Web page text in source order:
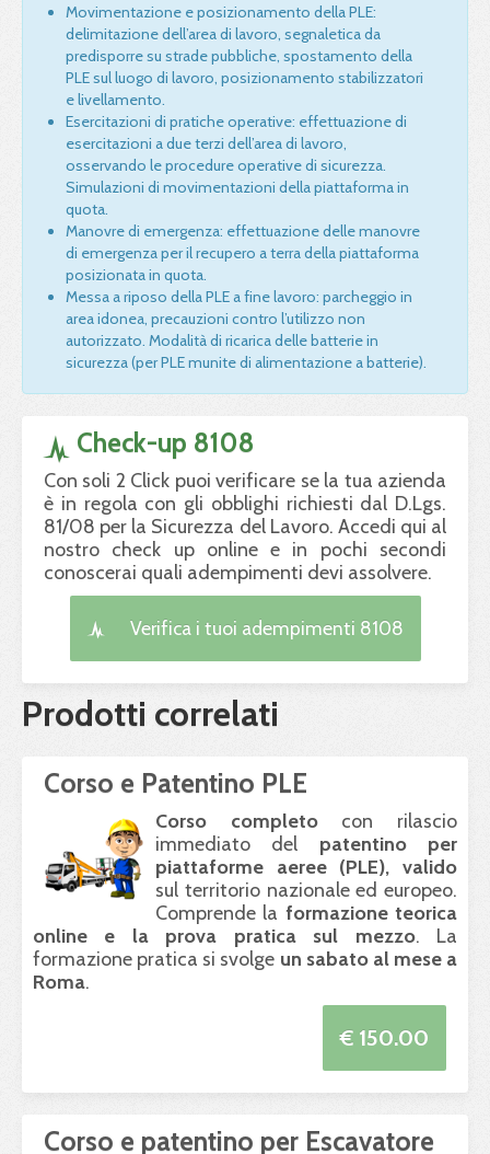
Movimentazione e posizionamento della PLE:
delimitazione dell’area di lavoro, segnaletica da
predisporre su strade pubbliche, spostamento della
PLE sul luogo di lavoro, posizionamento stabilizzatori
e livellamento.
Esercitazioni di pratiche operative: effettuazione di
esercitazioni a due terzi dell’area di lavoro,
osservando le procedure operative di sicurezza.
Simulazioni di movimentazioni della piattaforma in
quota.
Manovre di emergenza: effettuazione delle manovre
di emergenza per il recupero a terra della piattaforma
posizionata in quota.
Messa a riposo della PLE a fine lavoro: parcheggio in
area idonea, precauzioni contro l’utilizzo non
autorizzato. Modalità di ricarica delle batterie in
sicurezza (per PLE munite di alimentazione a batterie).
Check-up 8108
Con soli 2 Click puoi verificare se la tua azienda
è in regola con gli obblighi richiesti dal D.Lgs.
81/08 per la Sicurezza del Lavoro. Accedi qui al
nostro check up online e in pochi secondi
conoscerai quali adempimenti devi assolvere.
Verifica i tuoi adempimenti 8108
Prodotti correlati
Corso e Patentino PLE
Corso completocon rilascio
immediato del patentino per
piattaforme aeree (PLE), valido
sul territorio nazionale ed europeo.
Comprende la formazione teorica
online e la prova pratica sul mezzo. La
formazione pratica si svolge un sabato al mese a
Roma.
€ 150.00
Corso e patentino per Escavatore